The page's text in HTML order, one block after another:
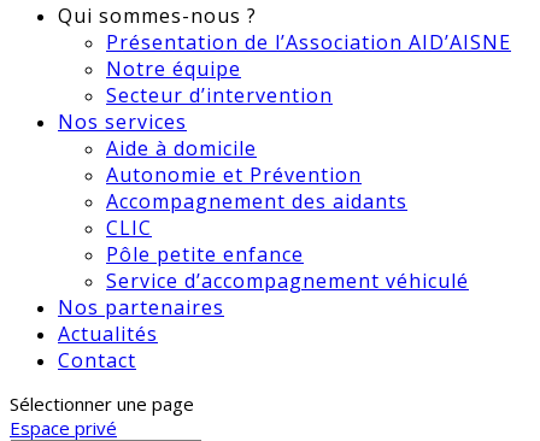
Qui sommes-nous ?
Présentation de l’Association AID’AISNE
Notre équipe
Secteur d’intervention
Nos services
Aide à domicile
Autonomie et Prévention
Accompagnement des aidants
CLIC
Pôle petite enfance
Service d’accompagnement véhiculé
Nos partenaires
Actualités
Contact
Sélectionner une page
Espace privé